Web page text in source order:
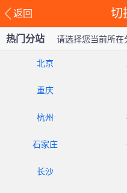
返回 切
热门分站 请选择您当前所在
北京
重庆
杭州
石家庄
长沙